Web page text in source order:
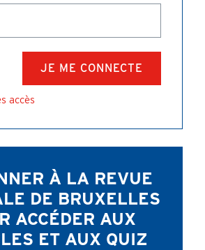
accès
À LA REVUE
DE BRUXELLES
ACCÉDER AUX
ET AUX QUIZ